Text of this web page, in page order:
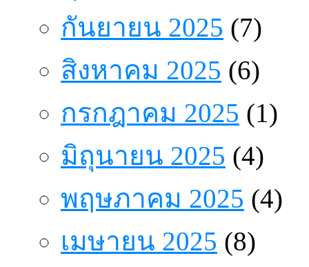
กันยายน 2025 (7)
สิงหาคม 2025 (6)
กรกฎาคม 2025 (1)
มิถุนายน 2025 (4)
พฤษภาคม 2025 (4)
เมษายน 2025 (8)